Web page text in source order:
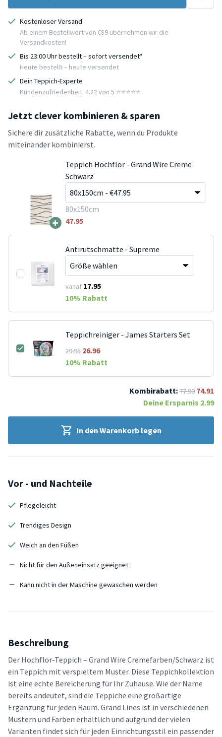
Kostenloser Versand
Ab einem Bestellwert von €89 übernehmen wir die
Versandkosten!
Bis 23:00 Uhr bestellt – sofort versendet*
Heute bestellt – heute versendet
Dein Teppich-Experte
Kundenzufriedenheit: 4.22 von 5 ⭐️⭐️⭐️⭐️⭐️
Jetzt clever kombinieren & sparen
Sichere dir zusätzliche Rabatte, wenn du Produkte
miteinander kombinierst.
+
Teppich Hochflor - Grand Wire Creme
Schwarz
80x150cm
47.95
Antirutschmatte - Supreme
vanaf 17.95
10% Rabatt
Teppichreiniger - James Starters Set
29.9526.96
10% Rabatt
Kombirabatt:77.90 74.91
Deine Ersparnis 2.99
In den Warenkorb legen
Vor - und Nachteile
Pflegeleicht
Trendiges Design
Weich an den Füßen
Nicht für den Außeneinsatz geeignet
Kann nicht in der Maschine gewaschen werden
Beschreibung
Der Hochflor-Teppich – Grand Wire Cremefarben/Schwarz ist
ein Teppich mit verspieltem Muster. Diese Teppichkollektion
ist eine echte Bereicherung für Ihr Zuhause. Wie der Name
bereits andeutet, sind die Teppiche eine großartige
Ergänzung für jeden Raum. Grand Lines ist in verschiedenen
Mustern und Farben erhältlich und aufgrund der vielen
Varianten findet sich für jeden Einrichtungsstil ein passender